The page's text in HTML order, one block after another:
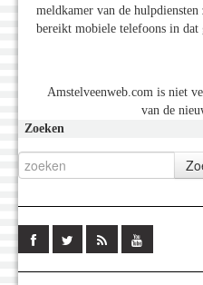
meldkamer van de
bereikt mobiele telefoons in dat
Amstelveenweb.com is niet
van de
Zoeken